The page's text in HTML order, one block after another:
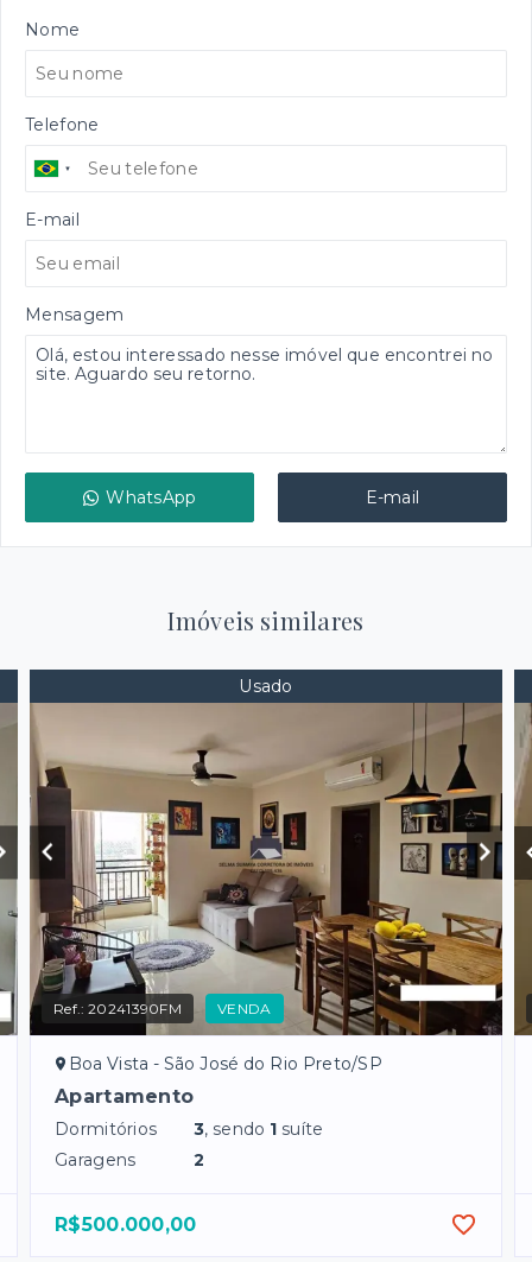
Nome
Telefone
E-mail
Mensagem
WhatsApp E-mail
Imóveis similares
Usado
Ref.:20241390FM VENDA
Boa Vista - São José do Rio Preto/SP
Apartamento
Dormitórios 3, sendo 1 suíte
Garagens
2
R$500.000,00